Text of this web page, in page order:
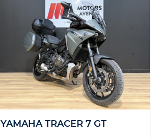
YAMAHA TRACER 7 GT